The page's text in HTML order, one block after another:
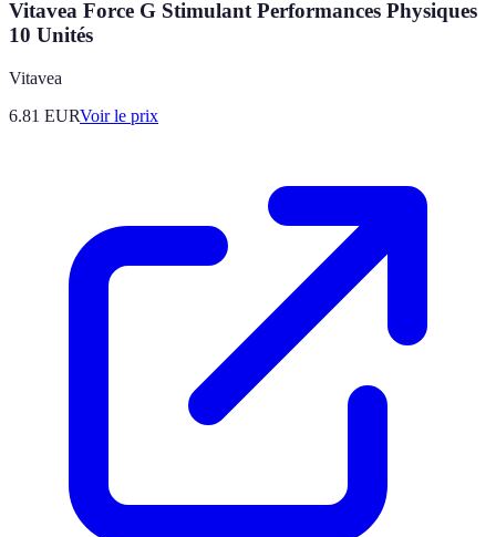
Vitavea Force G Stimulant Performances Physiques
10 Unités
Vitavea
6.81 EURVoir le prix